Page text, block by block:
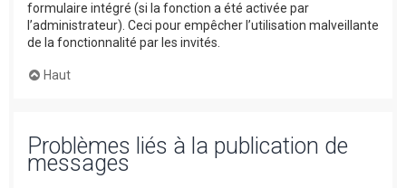
formulaire intégré (si la fonction a été activée par
l’administrateur). Ceci pour empêcher l’utilisation malveillante
de la fonctionnalité par les invités.
Haut
Problèmes liés à la publication de
messages